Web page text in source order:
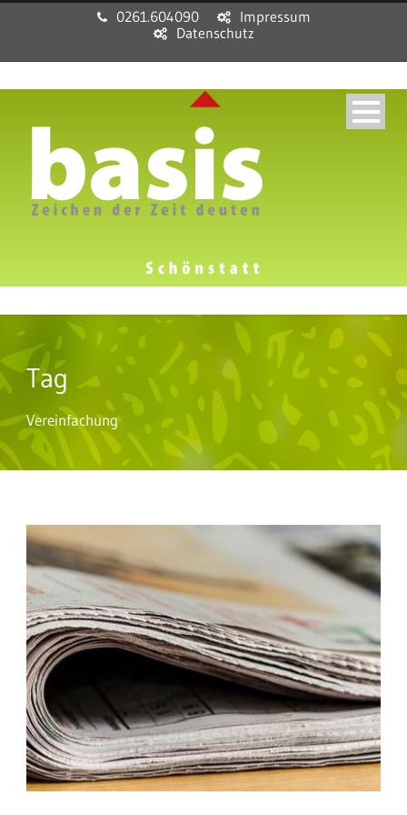
0261.604090
Impressum
Datenschutz
Tag
Vereinfachung